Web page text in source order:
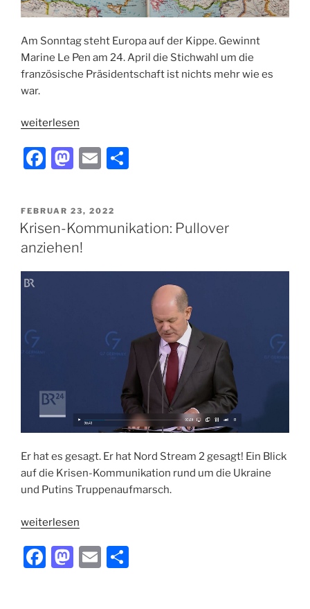
Am Sonntag steht Europa auf der Kippe. Gewinnt
Marine Le Pen am 24. April die Stichwahl um die
französische Präsidentschaft ist nichts mehr wie es
war.
„24.
weiterlesen
F
c
e
b
o
M
st
o
d
o
E
ai
l
n
VERÖFFENTLICHT
AM
FEBRUAR 23, 2022
Krisen-Kommunikation: Pullover
anziehen!
Er hat es gesagt. Er hat Nord Stream 2 gesagt! Ein Blick
auf die Krisen-Kommunikation rund um die Ukraine
und Putins Truppenaufmarsch.
„Krisen-
Pullover
anziehen!“
weiterlesen
F
M E